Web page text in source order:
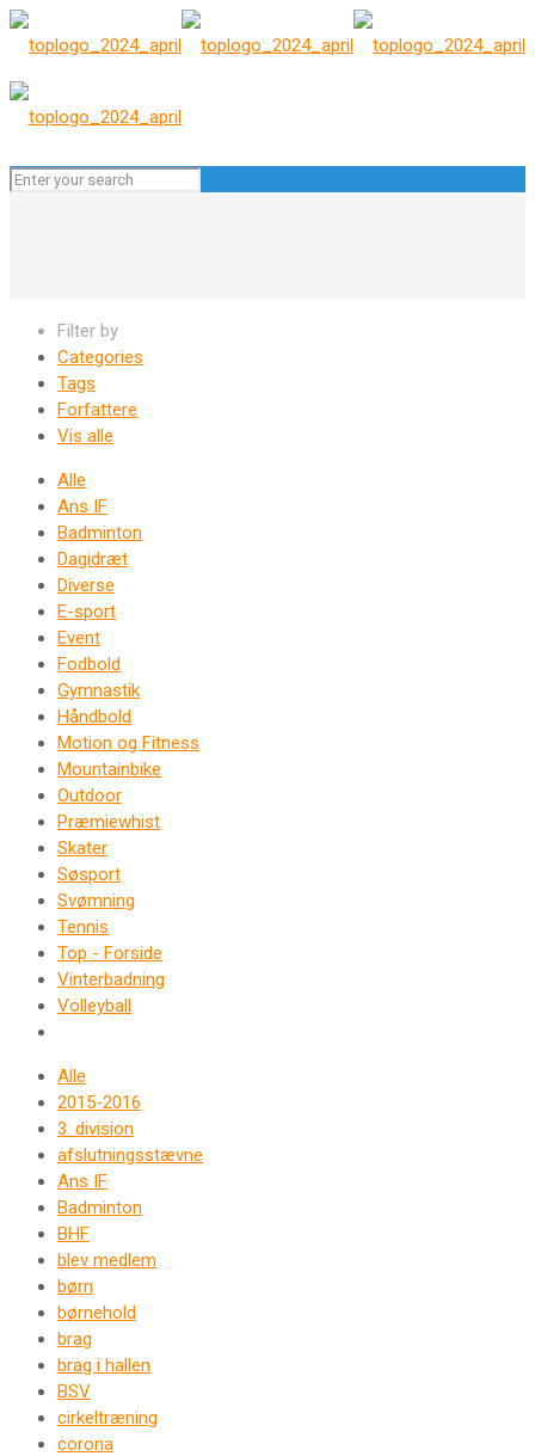
Filter by
Categories
Tags
Forfattere
Vis alle
Alle
Ans IF
Badminton
Dagidræt
Diverse
E-sport
Event
Fodbold
Gymnastik
Håndbold
Motion og Fitness
Mountainbike
Outdoor
Præmiewhist
Skater
Søsport
Svømning
Tennis
Top - Forside
Vinterbadning
Volleyball
Alle
2015-2016
3. division
afslutningsstævne
Ans IF
Badminton
BHF
blev medlem
børn
børnehold
brag
brag i hallen
BSV
cirkeltræning
corona